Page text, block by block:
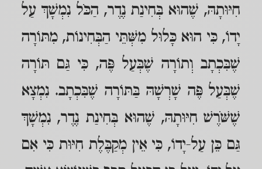
חִיּוּתָהּ, שֶׁהוּא בְּחִינַת נֶדֶר, הַכֹּל נִמְשָׁךְ עַל
יָדוֹ, כִּי הוּא כָּלוּל מִשְּׁתֵּי הַבְּחִינוֹת, מִתּוֹרָה
שֶׁבִּכְתָב וְתוֹרָה שֶׁבְּעַל פֶּה, כִּי גַּם תּוֹרָה
שֶׁבְּעַל פֶּה שָׁרְשָׁהּ בַּתּוֹרָה שֶׁבִּכְתָב. נִמְצָא
שֶׁשֹּׁרֶשׁ חִיּוּתָהּ, שֶׁהוּא בְּחִינַת נֶדֶר, נִמְשָׁךְ
גַּם כֵּן עַל-יָדוֹ, כִּי אֵין מְקַבֶּלֶת חִיּוּת כִּי אִם